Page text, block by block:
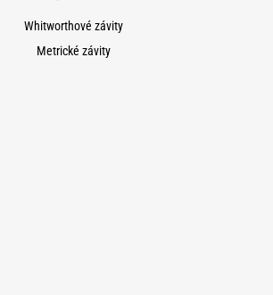
Whitworthové závity
Metrické závity